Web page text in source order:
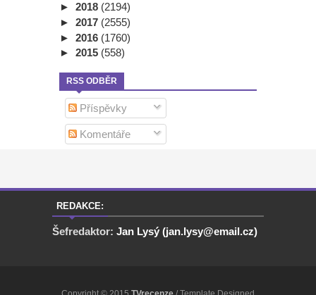
► 2018 (2194)
► 2017 (2555)
► 2016 (1760)
► 2015 (558)
RSS ODBĚR
Příspěvky
Komentáře
REDAKCE:
Šefredaktor: Jan Lysý (jan.lysy@email.cz)